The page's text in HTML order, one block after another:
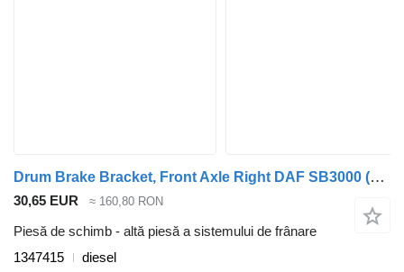
Drum Brake Bracket, Front Axle Right DAF SB3000 (01.74-) 1347415 pentru autobuz DAF MB, B, FHD, EOS, DB, SB Bus (1970-2001)
30,65 EUR ≈ 160,80 RON
Piesă de schimb - altă piesă a sistemului de frânare
1347415
diesel